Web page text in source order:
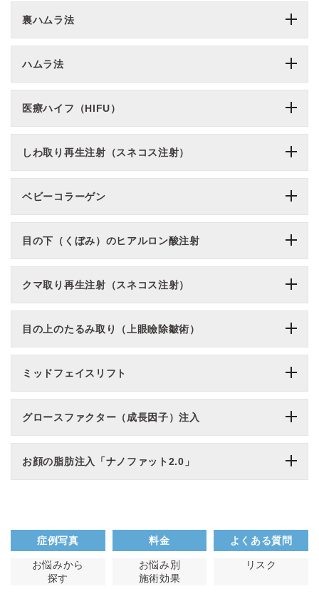
裏ハムラ法
ハムラ法
医療ハイフ（HIFU）
しわ取り再生注射（スネコス注射）
ベビーコラーゲン
目の下（くぼみ）のヒアルロン酸注射
クマ取り再生注射（スネコス注射）
目の上のたるみ取り（上眼瞼除皺術）
ミッドフェイスリフト
グロースファクター（成長因子）注入
お顔の脂肪注入「ナノファット2.0」
症例写真 料金 よくある質問
お悩みから
探す
お悩み別
施術効果
リスク